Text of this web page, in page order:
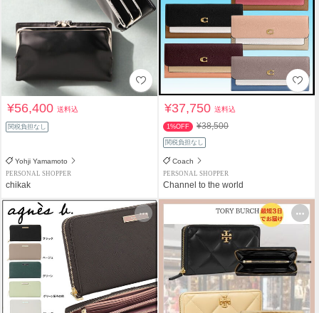
¥56,400送料込
関税負担なし
Yohji Yamamoto
PERSONAL SHOPPER
chikak
¥37,750送料込
1%OFF ¥38,500
関税負担なし
Coach
PERSONAL SHOPPER
Channel to the world